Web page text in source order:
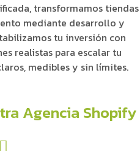
transformamos tiendas
mediante desarrollo y
tu inversión con
realistas para escalar tu
medibles y sin límites.
Agencia Shopify